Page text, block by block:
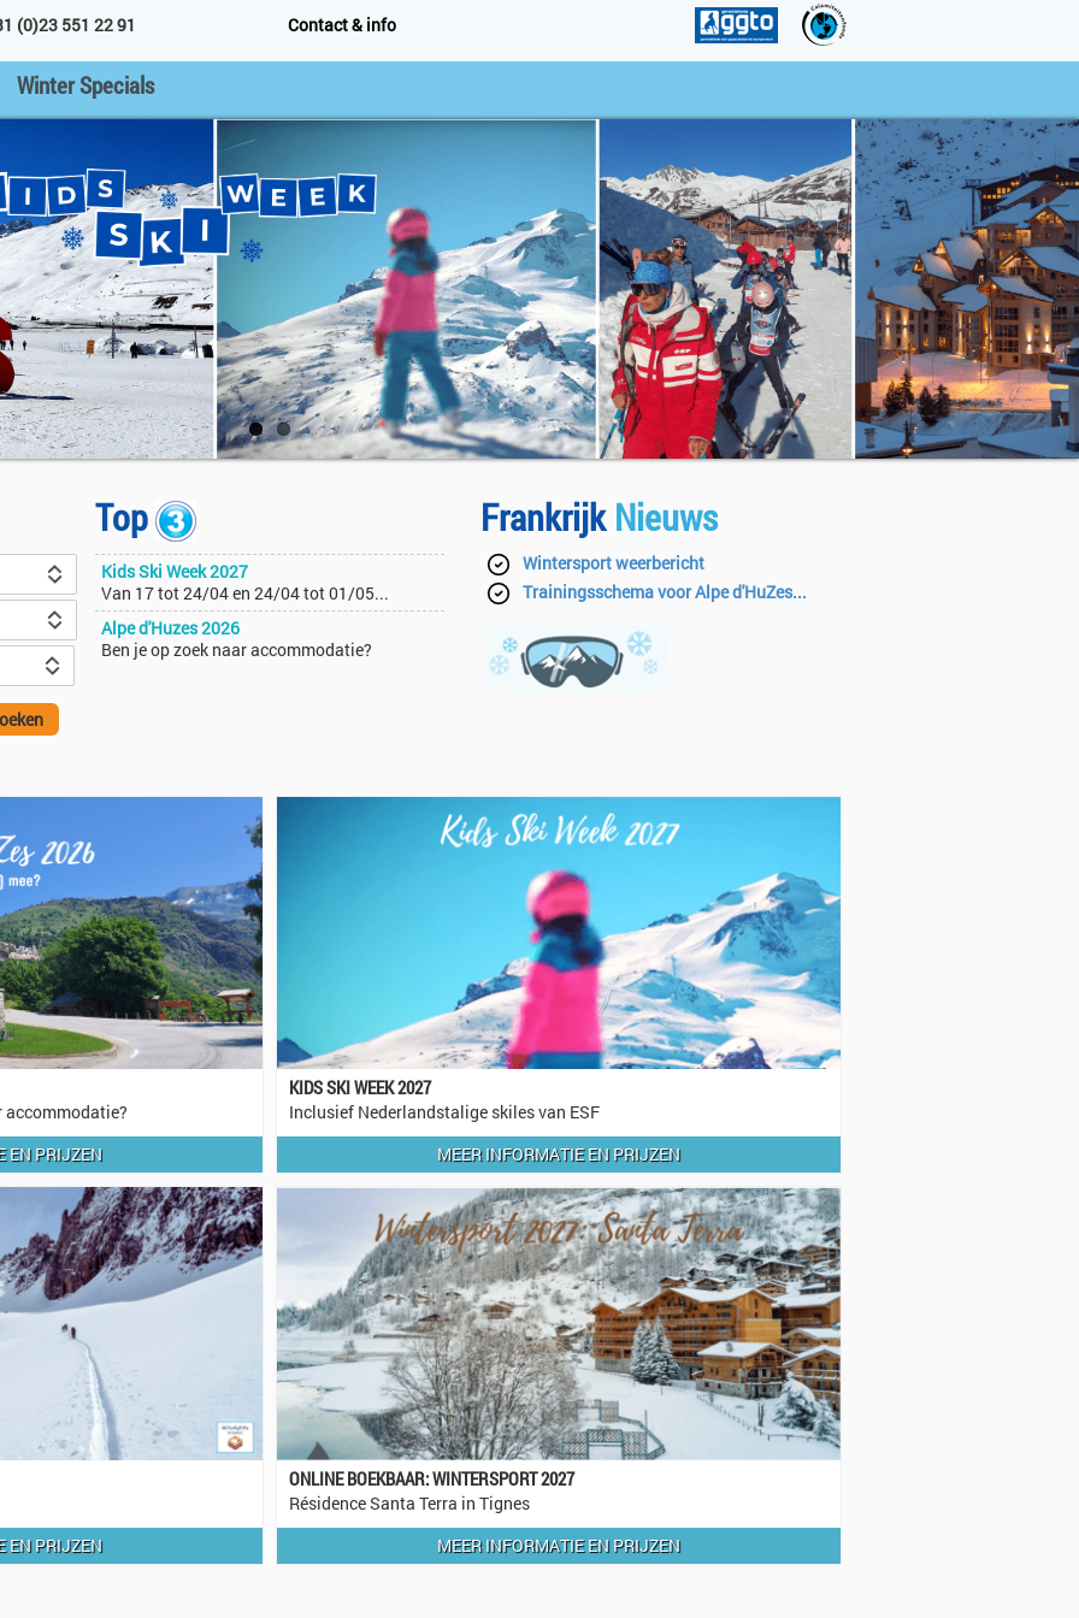
(0)23 551 22 91 Contact & info
Winter Specials
Top
Kids Ski Week 2027
Van 17 tot 24/04 en 24/04 tot 01/05...
Alpe d'Huzes 2026
Ben je op zoek naar accommodatie?
Frankrijk Nieuws
Wintersport weerbericht
Trainingsschema voor Alpe d'HuZes...
accommodatie?
EN PRIJZEN
KIDS SKI WEEK 2027
Inclusief Nederlandstalige skiles van ESF
MEER INFORMATIE EN PRIJZEN
EN PRIJZEN
ONLINE BOEKBAAR: WINTERSPORT 2027
Résidence Santa Terra in Tignes
MEER INFORMATIE EN PRIJZEN